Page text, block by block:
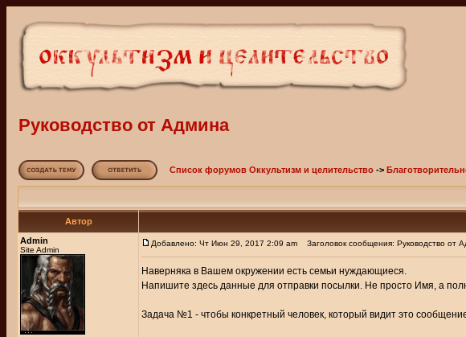
Руководство от Админа
Список форумов Оккультизм и целительство ->
Автор
Admin
Site Admin
Добавлено: Чт Июн 29, 2017 2:09 am Заголовок сообщения: Руководство от
Наверняка в Вашем окружении есть семьи нуждающиеся.
Напишите здесь данные для отправки посылки. Не просто Имя, а
Задача №1 - чтобы конкретный человек, который видит это